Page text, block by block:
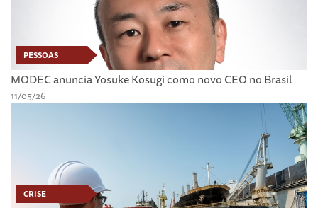
PESSOAS
MODEC anuncia Yosuke Kosugi como novo CEO no Brasil
11/05/26
CRISE